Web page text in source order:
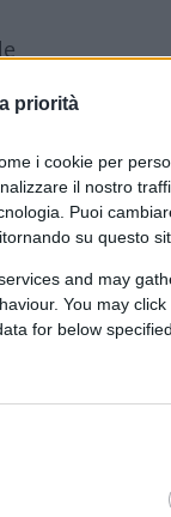
priorità
i cookie per
il nostro
Puoi
su questo
and may
You may
for below
per cui
o
più
parte